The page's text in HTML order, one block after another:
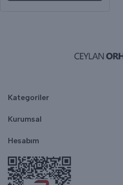
Kategoriler
Kurumsal
Hesabım